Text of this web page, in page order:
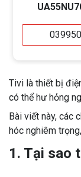
Tivi là thiết bị
có thể hư hỏng
Bài viết này, các
hóc nghiêm
1. Tại sao